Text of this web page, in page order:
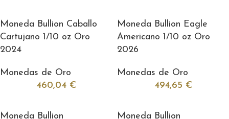
Moneda Bullion Caballo
Cartujano 1/10 oz Oro
2024
Monedas de Oro
460,04 €
Moneda Bullion Eagle
Americano 1/10 oz Oro
2026
Monedas de Oro
494,65 €
Moneda Bullion
Moneda Bullion